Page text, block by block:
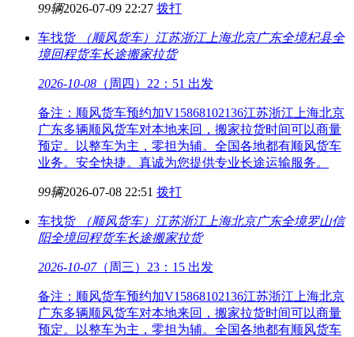
99辆2026-07-09 22:27 拨打
车找货 （顺风货车）江苏浙江上海北京广东全境杞县全
境回程货车长途搬家拉货
2026-10-08 （周四）22：51 出发
备注：顺风货车预约加V15868102136江苏浙江上海北京
广东多辆顺风货车对本地来回，搬家拉货时间可以商量
预定。以整车为主，零担为辅。全国各地都有顺风货车
业务。安全快捷。真诚为您提供专业长途运输服务。
99辆2026-07-08 22:51 拨打
车找货 （顺风货车）江苏浙江上海北京广东全境罗山信
阳全境回程货车长途搬家拉货
2026-10-07（周三）23：15 出发
备注：顺风货车预约加V15868102136江苏浙江上海北京
广东多辆顺风货车对本地来回，搬家拉货时间可以商量
预定。以整车为主，零担为辅。全国各地都有顺风货车